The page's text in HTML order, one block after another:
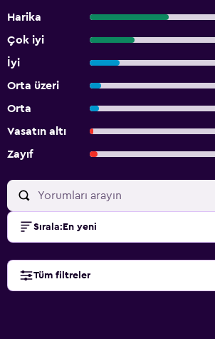
Harika
Çok iyi
İyi
Orta üzeri
Orta
Vasatın altı
Zayıf
Sırala: En yeni
Tüm filtreler